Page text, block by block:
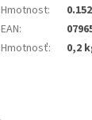
Hmotnost:
EAN:
Hmotnosť: 0,2